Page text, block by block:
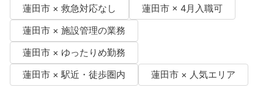
蓮田市 × 救急対応なし
蓮田市 × 4月入職可
蓮田市 × 施設管理の業務
蓮田市 × ゆったりめ勤務
蓮田市 × 駅近・徒歩圏内
蓮田市 × 人気エリア